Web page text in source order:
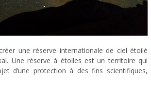
une réserve internationale de ciel étoilé
Une réserve à étoiles est un territoire qui
d’une protection à des fins scientifiques,